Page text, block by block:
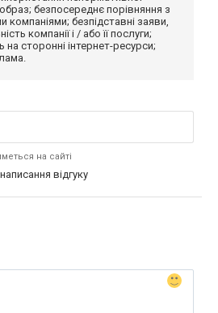
безпосереднє порівняння з
безпідставні заяви,
компанії і / або її послуги;
сторонні інтернет-ресурси;
на сайті
відгуку